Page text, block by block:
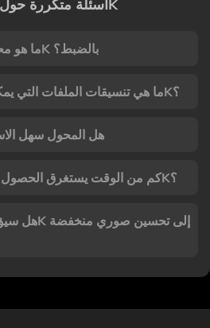
أسئلة متكررة حول تحويل 4K
1. ما هو محول الصور بدقة 4K بالضبط؟
2. ما هي تنسيقات الملفات التي يمكنني تحويلها إلى 4K؟
3. هل المحول سهل
4. كم من الوقت يستغرق الحصول على نتيجة بدقة 4K؟